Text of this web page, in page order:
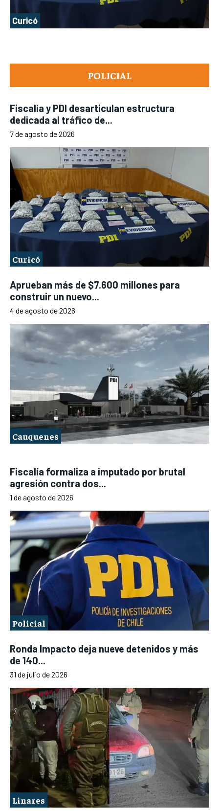
POLICIAL
Fiscalía y PDI desarticulan estructura
dedicada al tráfico de...
7 de agosto de 2026
Curicó
Aprueban más de $7.600 millones para
construir un nuevo...
4 de agosto de 2026
Cauquenes
Fiscalía formaliza a imputado por brutal
agresión contra dos...
1 de agosto de 2026
Policial
Ronda Impacto deja nueve detenidos y más
de 140...
31 de julio de 2026
Linares
Curicó